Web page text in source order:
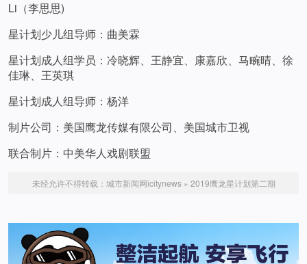
Li（李思思)
星计划少儿组导师：曲美霖
星计划成人组学员：冷晓辉、王静宜、康嘉欣、马畹晴、徐
佳琳、王英琪
星计划成人组导师：杨洋
制片公司：美国鹰龙传媒有限公司、美国城市卫视
联合制片：中美华人戏剧联盟
未经允许不得转载： 城市新闻网icitynews» 2019鹰龙星计划第二期